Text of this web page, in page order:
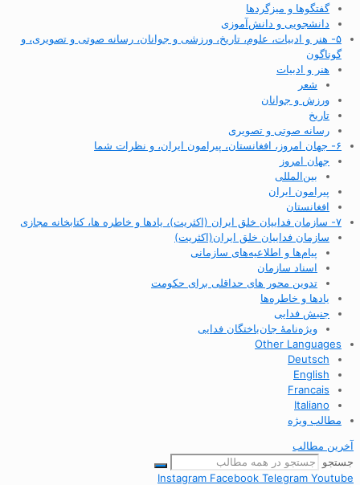
گفتگوها و میزگردها
دانشجویی و دانش‌آموزی
۵- هنر و ادبیات، علوم، تاریخ، ورزشی و جوانان، رسانه صوتی و تصویری، و
گوناگون
هنر و ادبیات
شعر
ورزش و جوانان
تاریخ
رسانه صوتی و تصویری
۶- جهان امروز، افغانستان، پیرامون ایران، و نظرات شما
جهان امروز
بین‌المللی
پیرامون ایران
افغانستان
۷- سازمان فداییان خلق ایران (اکثریت)، یادها و خاطره ها، کتابخانه مجازی
سازمان فداییان خلق ایران(اکثریت)
پیام‌ها و اطلاعیه‌های سازمانی
اسناد سازمان
تدوین محور های حداقلی برای حکومت
یادها و خاطره‌ها
جنبش فدایی
ویژه‌نامهٔ جان‌باختگان فدایی
Other Languages
Deutsch
English
Francais
Italiano
مطالب ویژه
آخرین مطالب
جستجو
Instagram Facebook Telegram Youtube